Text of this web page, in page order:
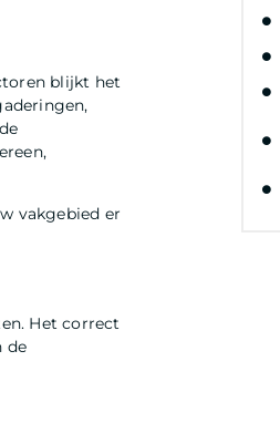
blijkt het
vakgebied er
Het correct
de